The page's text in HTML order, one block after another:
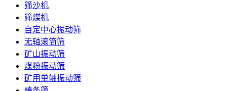
筛沙机
筛煤机
自定中心振动筛
无轴滚筒筛
矿山振动筛
煤粉振动筛
矿用单轴振动筛